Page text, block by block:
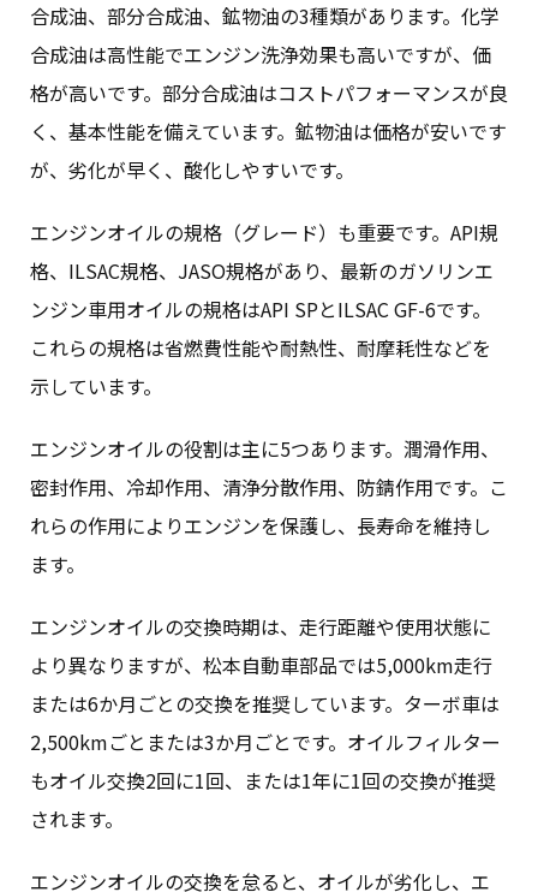
合成油、部分合成油、鉱物油の3種類があります。化学
合成油は高性能でエンジン洗浄効果も高いですが、価
格が高いです。部分合成油はコストパフォーマンスが良
く、基本性能を備えています。鉱物油は価格が安いです
が、劣化が早く、酸化しやすいです。
エンジンオイルの規格（グレード）も重要です。API規
格、ILSAC規格、JASO規格があり、最新のガソリンエ
ンジン車用オイルの規格はAPI SPとILSAC GF-6です。
これらの規格は省燃費性能や耐熱性、耐摩耗性などを
示しています。
エンジンオイルの役割は主に5つあります。潤滑作用、
密封作用、冷却作用、清浄分散作用、防錆作用です。こ
れらの作用によりエンジンを保護し、長寿命を維持し
ます。
エンジンオイルの交換時期は、走行距離や使用状態に
より異なりますが、松本自動車部品では5,000km走行
または6か月ごとの交換を推奨しています。ターボ車は
2,500kmごとまたは3か月ごとです。オイルフィルター
もオイル交換2回に1回、または1年に1回の交換が推奨
されます。
エンジンオイルの交換を怠ると、オイルが劣化し、エ